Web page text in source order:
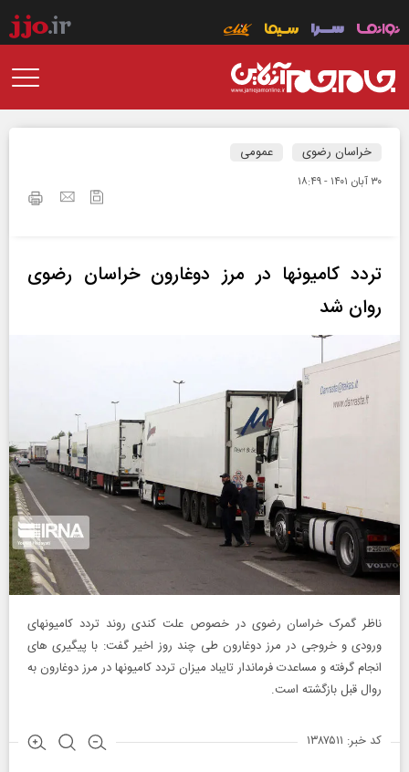
خراسان رضوی عمومی
۳۰ آبان ۱۴۰۱ - ۱۸:۴۹
تردد کامیونها در مرز دوغارون خراسان رضوی
روان شد
ناظر گمرک خراسان رضوی در خصوص علت کندی روند تردد کامیونهای
ورودی و خروجی در مرز دوغارون طی چند روز اخیر گفت: با پیگیری های
انجام گرفته و مساعدت فرماندار تایباد میزان تردد کامیونها در مرز دوغارون به
روال قبل بازگشته است.
کد خبر: ۱۳۸۷۵۱۱